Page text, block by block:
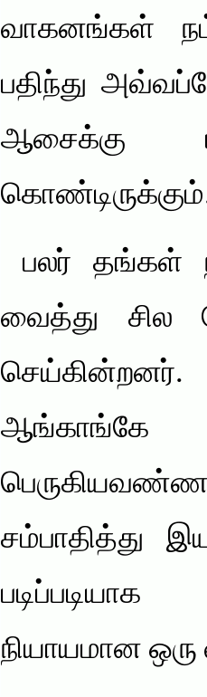
வாகனங்கள்
பதிந்து
ஆசைக்கு
பலர் தங்கள்
வைத்து சில
ஆங்காங்கே
சம்பாதித்து
நியாயமான ஒரு